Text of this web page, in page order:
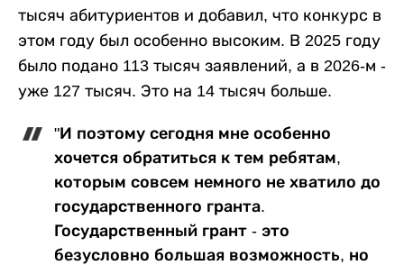
тысяч абитуриентов и добавил, что конкурс в
этом году был особенно высоким. В 2025 году
было подано 113 тысяч заявлений, а в 2026-м -
уже 127 тысяч. Это на 14 тысяч больше.
"И поэтому сегодня мне особенно
хочется обратиться к тем ребятам,
которым совсем немного не хватило до
государственного гранта.
Государственный грант - это
безусловно большая возможность, но